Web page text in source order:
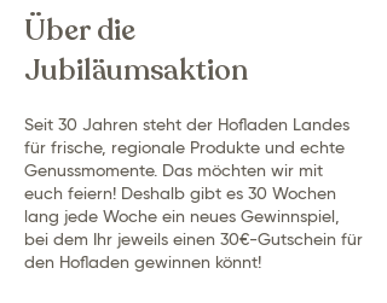
Über die
Jubiläumsaktion
Seit 30 Jahren steht der Hofladen Landes
für frische, regionale Produkte und echte
Genussmomente. Das möchten wir mit
euch feiern! Deshalb gibt es 30 Wochen
lang jede Woche ein neues Gewinnspiel,
bei dem Ihr jeweils einen 30€-Gutschein für
den Hofladen gewinnen könnt!